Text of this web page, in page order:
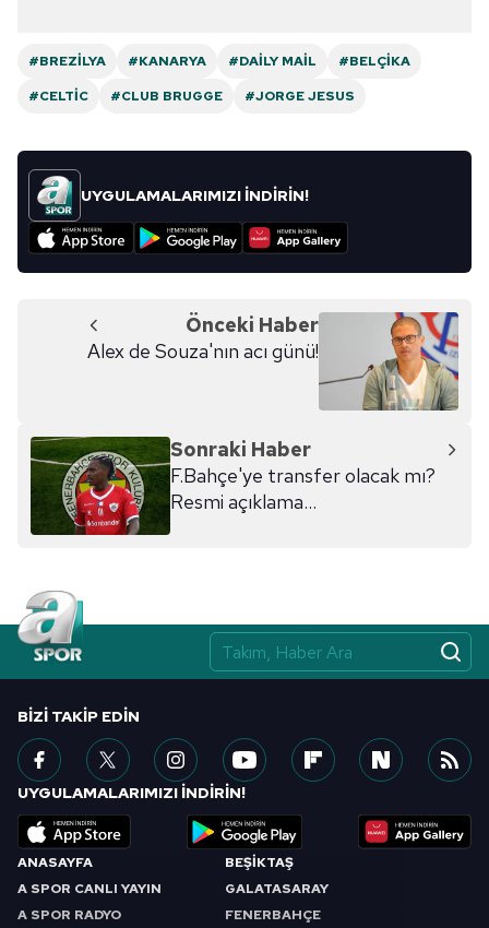
#BREZILYA #KANARYA #DAILY MAIL
#BELÇIKA
#CELTIC
#CLUB BRUGGE #JORGE JESUS
UYGULAMALARIMIZI İNDİRİN!
Önceki Haber
Alex de Souza'nın acı günü!
Sonraki Haber
F.Bahçe'ye transfer olacak mı?
Resmi açıklama...
ANASAYFA
A SPOR CANLI YAYIN
A SPOR RADYO
BEŞİKTAŞ
GALATASARAY
FENERBAHÇE
BIZI TAKIP EDIN
UYGULAMALARIMIZI İNDİRİN!